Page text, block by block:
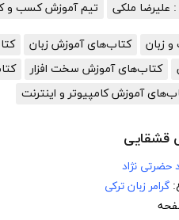
تیم آموزش کسب و
زبان کتاب‌های آموزش زبان
کتاب‌های آموزش سخت افزار
آموزش کامپیوتر و اینترنت
قشقایی
حضرتی نژاد
گرامر زبان ترکی